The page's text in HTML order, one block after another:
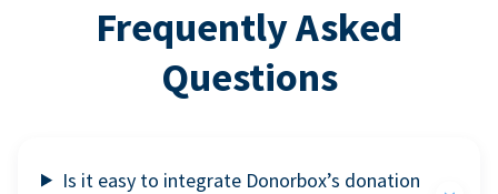
Frequently Asked
Questions
Is it easy to integrate Donorbox’s donation